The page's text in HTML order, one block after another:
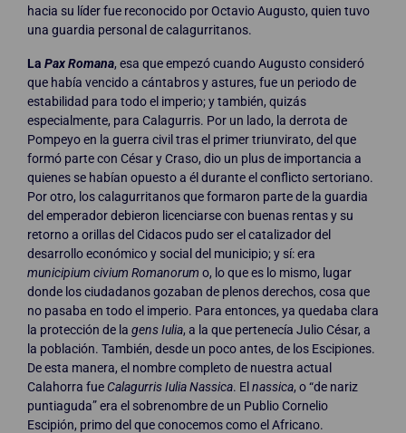
hacia su líder fue reconocido por Octavio Augusto, quien tuvo
una guardia personal de calagurritanos.
La Pax Romana, esa que empezó cuando Augusto consideró
que había vencido a cántabros y astures, fue un periodo de
estabilidad para todo el imperio; y también, quizás
especialmente, para Calagurris. Por un lado, la derrota de
Pompeyo en la guerra civil tras el primer triunvirato, del que
formó parte con César y Craso, dio un plus de importancia a
quienes se habían opuesto a él durante el conflicto sertoriano.
Por otro, los calagurritanos que formaron parte de la guardia
del emperador debieron licenciarse con buenas rentas y su
retorno a orillas del Cidacos pudo ser el catalizador del
desarrollo económico y social del municipio; y sí: era
municipium civium Romanorum o, lo que es lo mismo, lugar
donde los ciudadanos gozaban de plenos derechos, cosa que
no pasaba en todo el imperio. Para entonces, ya quedaba clara
la protección de la gens Iulia, a la que pertenecía Julio César, a
la población. También, desde un poco antes, de los Escipiones.
De esta manera, el nombre completo de nuestra actual
Calahorra fue Calagurris Iulia Nassica. El nassica, o “de nariz
puntiaguda” era el sobrenombre de un Publio Cornelio
Escipión, primo del que conocemos como el Africano.